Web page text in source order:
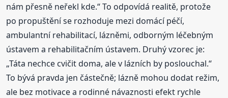
nám přesně neřekl kde.“ To odpovídá realitě, protože
po propuštění se rozhoduje mezi domácí péčí,
ambulantní rehabilitací, lázněmi, odborným léčebným
ústavem a rehabilitačním ústavem. Druhý vzorec je:
„Táta nechce cvičit doma, ale v lázních by poslouchal.“
To bývá pravda jen částečně; lázně mohou dodat režim,
ale bez motivace a rodinné návaznosti efekt rychle